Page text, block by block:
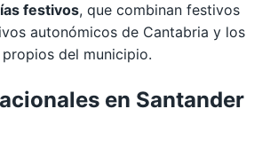
festivos, que combinan festivos
autonómicos de Cantabria y los
del municipio.
en Santander